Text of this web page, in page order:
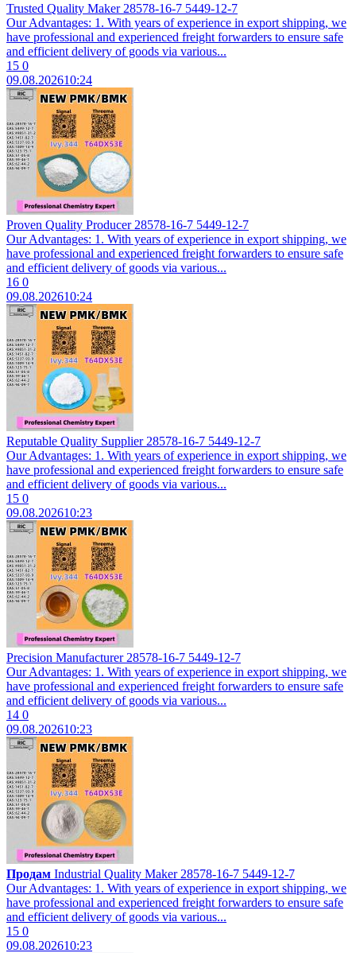
Trusted Quality Maker 28578-16-7 5449-12-7
Our Advantages: 1. With years of experience in export shipping, we
have professional and experienced freight forwarders to ensure safe
and efficient delivery of goods via various...
15 0
09.08.202610:24
Proven Quality Producer 28578-16-7 5449-12-7
Our Advantages: 1. With years of experience in export shipping, we
have professional and experienced freight forwarders to ensure safe
and efficient delivery of goods via various...
16 0
09.08.202610:24
Reputable Quality Supplier 28578-16-7 5449-12-7
Our Advantages: 1. With years of experience in export shipping, we
have professional and experienced freight forwarders to ensure safe
and efficient delivery of goods via various...
15 0
09.08.202610:23
Precision Manufacturer 28578-16-7 5449-12-7
Our Advantages: 1. With years of experience in export shipping, we
have professional and experienced freight forwarders to ensure safe
and efficient delivery of goods via various...
14 0
09.08.202610:23
Продам Industrial Quality Maker 28578-16-7 5449-12-7
Our Advantages: 1. With years of experience in export shipping, we
have professional and experienced freight forwarders to ensure safe
and efficient delivery of goods via various...
15 0
09.08.202610:23